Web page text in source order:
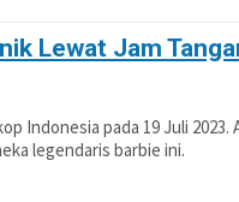
Lewat Jam
Indonesia pada 19 Juli
legendaris barbie ini.